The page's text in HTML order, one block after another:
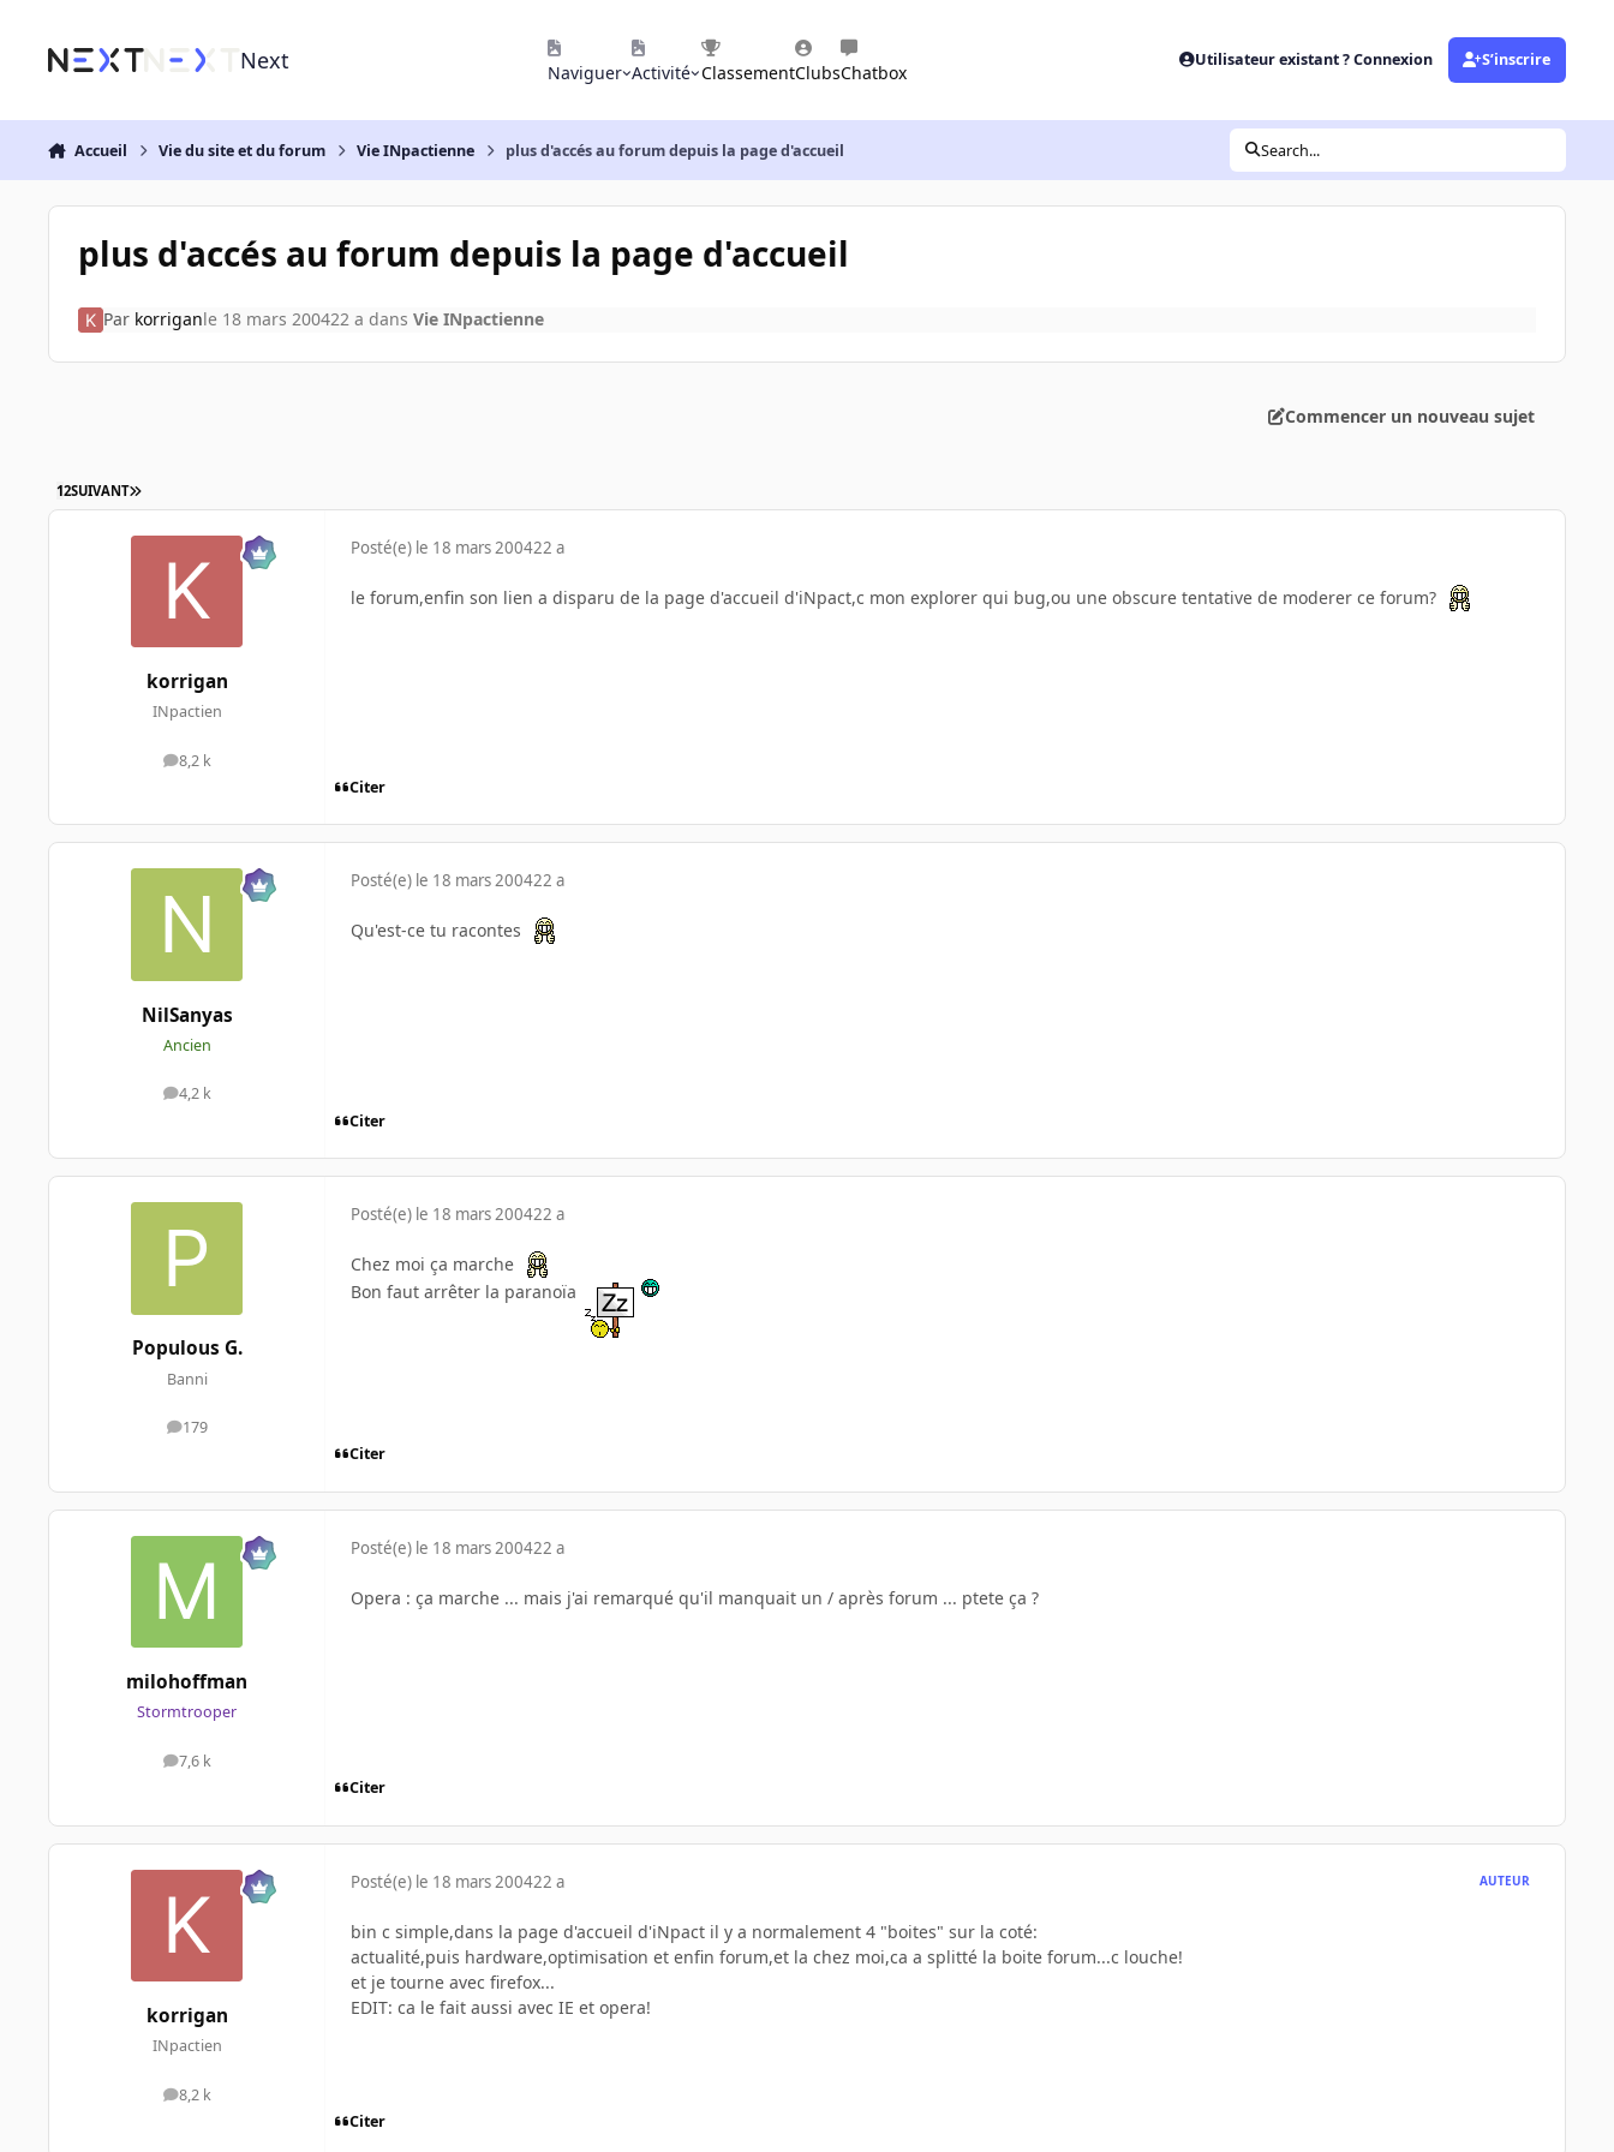
Next Naviguer Activité ClassementClubsChatbox
Utilisateur existant ? Connexion S’inscrire
Accueil Vie du site et du forum Vie INpactienne plus d'accés au forum depuis la page d'accueil Search...
plus d'accés au forum depuis la page d'accueil
Par korriganle 18 mars 200422 a dans Vie INpactienne
Commencer un nouveau sujet
12SUIVANT
korrigan
INpactien
8,2 k
messages
Posté(e) le 18 mars 200422 a
le forum,enfin son lien a disparu de la page d'accueil d'iNpact,c mon explorer qui bug,ou une obscure tentative de moderer ce forum?
Citer
NilSanyas
Ancien
4,2 k
messages
Posté(e) le 18 mars 200422 a
Qu'est-ce tu racontes
Citer
Populous G.
Banni
179
messages
Posté(e) le 18 mars 200422 a
Chez moi ça marche
Bon faut arrêter la paranoïa
Citer
milohoffman
Stormtrooper
7,6 k
messages
Posté(e) le 18 mars 200422 a
Opera : ça marche ... mais j'ai remarqué qu'il manquait un / après forum ... ptete ça ?
Citer
korrigan
INpactien
8,2 k
messages
Posté(e) le 18 mars 200422 a AUTEUR
bin c simple,dans la page d'accueil d'iNpact il y a normalement 4 "boites" sur la coté:
actualité,puis hardware,optimisation et enfin forum,et la chez moi,ca a splitté la boite forum...c louche!
et je tourne avec firefox...
EDIT: ca le fait aussi avec IE et opera!
Citer